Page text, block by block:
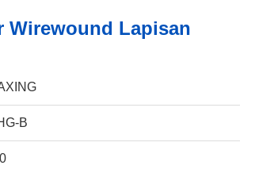
Wirewound Lapisan
B